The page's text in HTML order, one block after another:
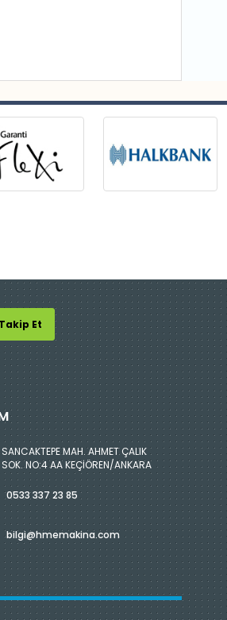
Takip Et
SANCAKTEPE MAH. AHMET ÇALIK
SOK. NO:4 AA KEÇİÖREN/ANKARA
0533 337 23 85
bilgi@hmemakina.com